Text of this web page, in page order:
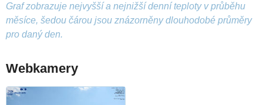
Graf zobrazuje nejvyšší a nejnižší denní teploty v průběhu
měsíce, šedou čárou jsou znázorněny dlouhodobé průměry
pro daný den.
Webkamery